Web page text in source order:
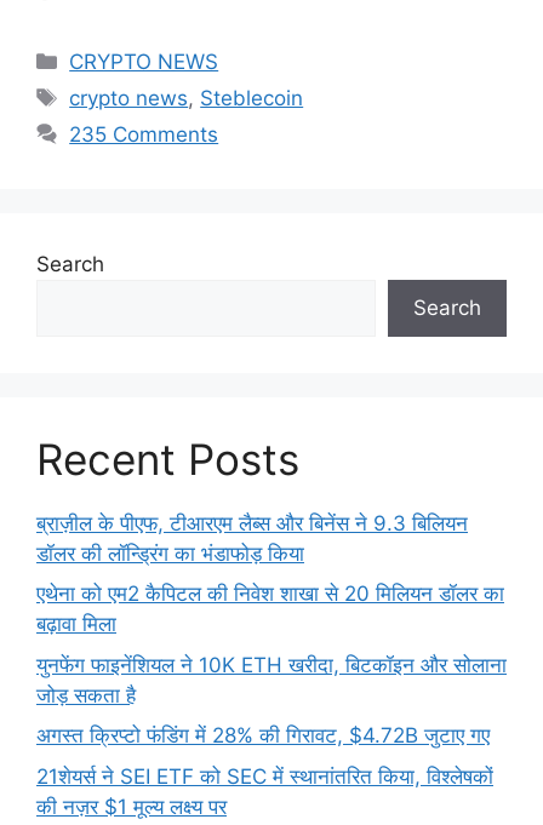
Categories
CRYPTO NEWS
Tags
crypto news, Steblecoin
235 Comments
Search
Search
Recent Posts
ब्राज़ील के पीएफ, टीआरएम लैब्स और बिनेंस ने 9.3 बिलियन
डॉलर की लॉन्ड्रिंग का भंडाफोड़ किया
एथेना को एम2 कैपिटल की निवेश शाखा से 20 मिलियन डॉलर का
बढ़ावा मिला
युनफेंग फाइनेंशियल ने 10K ETH खरीदा, बिटकॉइन और सोलाना
जोड़ सकता है
अगस्त क्रिप्टो फंडिंग में 28% की गिरावट, $4.72B जुटाए गए
21शेयर्स ने SEI ETF को SEC में स्थानांतरित किया, विश्लेषकों
की नज़र $1 मूल्य लक्ष्य पर